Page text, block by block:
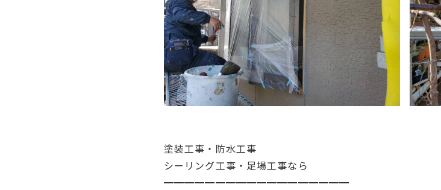
塗装工事・防水工事
シーリング工事・足場工事なら
━━━━━━━━━━━━━━━━━━